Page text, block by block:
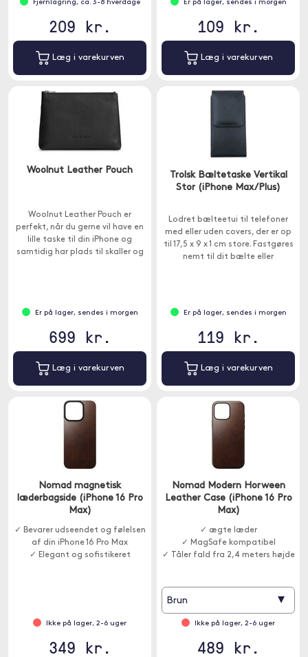
Fjernlagring, ca. 3-8 hverdage
209 kr.
Læg i varekurven
Er på lager, sendes i morgen
109 kr.
Læg i varekurven
Woolnut Leather Pouch
Woolnut Leather Pouch er
perfekt, når du gerne vil have en
lille taske til din iPhone og
samtidig har plads til skaller og
Er på lager, sendes i morgen
699 kr.
Læg i varekurven
Trolsk Bæltetaske Vertikal
Stor (iPhone Max/Plus)
Lodret bælteetui til telefoner
med eller uden covers, der er op
til 17,5 x 9 x 1 cm store. Fastgøres
nemt til dit bælte eller
Er på lager, sendes i morgen
119 kr.
Læg i varekurven
Nomad magnetisk
læderbagside (iPhone 16 Pro
Max)
✓ Bevarer udseendet og følelsen
af din iPhone 16 Pro Max
✓ Elegant og sofistikeret
Ikke på lager, 2-6 uger
349 kr.
Nomad Modern Horween
Leather Case (iPhone 16 Pro
Max)
✓ ægte læder
✓ MagSafe kompatibel
✓ Tåler fald fra 2,4 meters højde
Brun ▾
Ikke på lager, 2-6 uger
489 kr.